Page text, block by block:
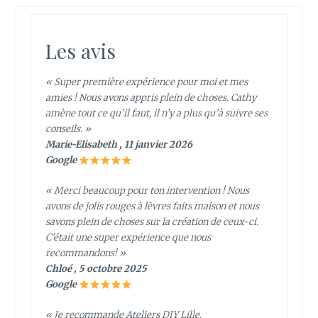
Les avis
« Super première expérience pour moi et mes
amies ! Nous avons appris plein de choses. Cathy
amène tout ce qu’il faut, il n’y a plus qu’à suivre ses
conseils. »
Marie-Elisabeth , 11 janvier 2026
Google
« Merci beaucoup pour ton intervention ! Nous
avons de jolis rouges à lèvres faits maison et nous
savons plein de choses sur la création de ceux-ci.
C’était une super expérience que nous
recommandons! »
Chloé , 5 octobre 2025
Google
« Je recommande Ateliers DIY Lille.